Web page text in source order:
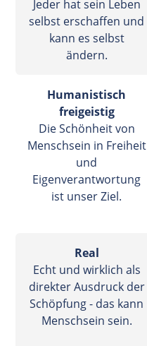
Jeder hat sein Leben
selbst erschaffen und
kann es selbst
ändern.
Humanistisch
freigeistig
Die Schönheit von
Menschsein in Freiheit
und
Eigenverantwortung
ist unser Ziel.
Real
Echt und wirklich als
direkter Ausdruck der
Schöpfung - das kann
Menschsein sein.